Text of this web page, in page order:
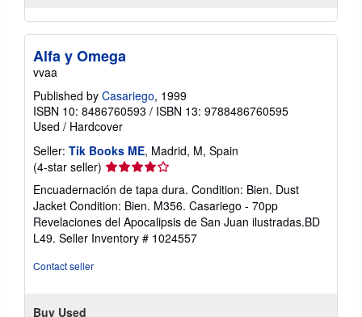
Alfa y Omega
vvaa
Published by Casariego, 1999
ISBN 10: 8486760593 / ISBN 13: 9788486760595
Used / Hardcover
Seller: Tik Books ME, Madrid, M, Spain
(4-star seller) Seller
rating
4
out
of
5
Encuadernación de tapa dura. Condition: Bien. Dust
Jacket Condition: Bien. M356. Casariego - 70pp
Revelaciones del Apocalipsis de San Juan ilustradas.BD
L49. Seller Inventory # 1024557
Contact seller
Buy Used